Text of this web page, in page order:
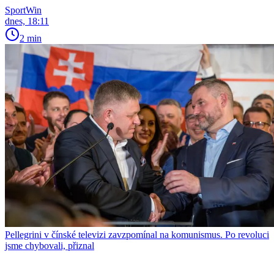
SportWin
dnes, 18:11
2 min
Pellegrini v čínské televizi zavzpomínal na komunismus. Po revoluci
jsme chybovali, přiznal